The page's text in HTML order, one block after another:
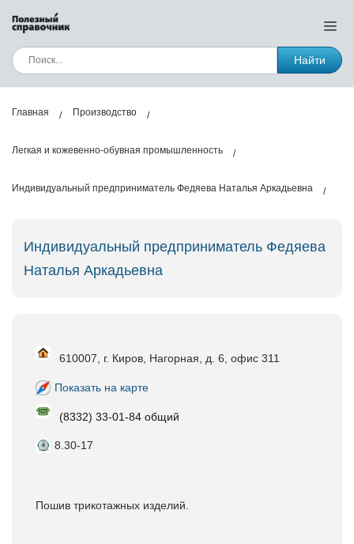
Найти
Главная Производство
Легкая и кожевенно-обувная промышленность
Индивидуальный предприниматель Федяева Наталья Аркадьевна
Индивидуальный предприниматель Федяева
Наталья Аркадьевна
610007, г. Киров, Нагорная, д. 6, офис 311
Показать на карте
(8332) 33-01-84 общий
8.30-17
Пошив трикотажных изделий.